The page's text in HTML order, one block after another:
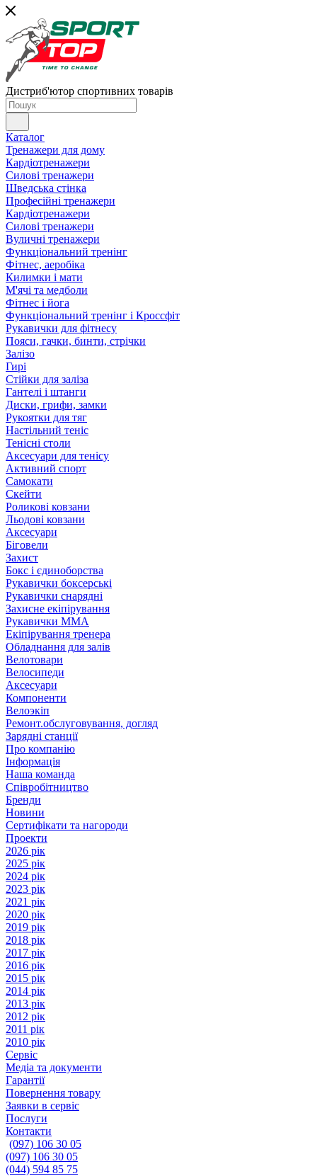
Дистриб'ютор спортивних товарів
Каталог
Тренажери для дому
Кардіотренажери
Силові тренажери
Шведська стінка
Професійні тренажери
Кардіотренажери
Силові тренажери
Вуличні тренажери
Функціональний тренінг
Фітнес, аеробіка
Килимки і мати
М'ячі та медболи
Фітнес і йога
Функціональний тренінг і Кроссфіт
Рукавички для фітнесу
Пояси, гачки, бинти, стрічки
Залізо
Гирі
Стійки для заліза
Гантелі і штанги
Диски, грифи, замки
Рукоятки для тяг
Настільний теніс
Тенісні столи
Аксесуари для тенісу
Активний спорт
Самокати
Скейти
Роликові ковзани
Льодові ковзани
Аксесуари
Біговели
Захист
Бокс і єдиноборства
Рукавички боксерські
Рукавички снарядні
Захисне екіпірування
Рукавички ММА
Екіпірування тренера
Обладнання для залів
Велотовари
Велосипеди
Аксесуари
Компоненти
Велоэкіп
Ремонт.обслуговування, догляд
Зарядні станції
Про компанію
Інформація
Наша команда
Співробітництво
Бренди
Новини
Сертифікати та нагороди
Проекти
2026 рік
2025 рік
2024 рік
2023 рік
2021 рік
2020 рік
2019 рік
2018 рік
2017 рік
2016 рік
2015 рік
2014 рік
2013 рік
2012 рік
2011 рік
2010 рік
Сервіс
Медіа та документи
Гарантії
Повернення товару
Заявки в сервіс
Послуги
Контакти
(097) 106 30 05
(097) 106 30 05
(044) 594 85 75